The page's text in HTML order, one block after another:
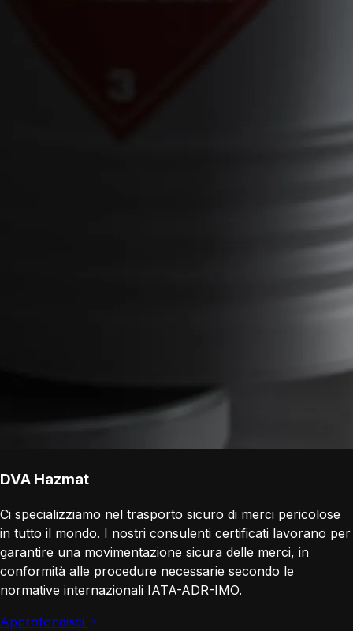
DVA Hazmat
Ci specializziamo nel trasporto sicuro di merci pericolose
in tutto il mondo. I nostri consulenti certificati lavorano per
garantire una movimentazione sicura delle merci, in
conformità alle procedure necessarie secondo le
normative internazionali IATA-ADR-IMO.
Approfondisci